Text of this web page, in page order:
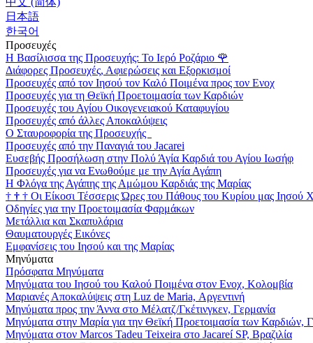
日本語
한국어
Προσευχές
Η Βασίλισσα της Προσευχής: Το Ιερό Ροζάριο 🌹
Διάφορες Προσευχές, Αφιερώσεις και Εξορκισμοί
Προσευχές από τον Ιησού τον Καλό Ποιμένα προς τον Ενοχ
Προσευχές για τη Θεϊκή Προετοιμασία των Καρδιών
Προσευχές του Αγίου Οικογενειακού Καταφυγίου
Προσευχές από άλλες Αποκαλύψεις
Ο Σταυροφορία της Προσευχής
Προσευχές από την Παναγιά του Jacarei
Ευσεβής Προσήλωση στην Πολύ Άγία Καρδιά του Αγίου Ιωσήφ
Προσευχές για να Ενωθούμε με την Αγία Αγάπη
Η Φλόγα της Αγάπης της Αμώμου Καρδιάς της Μαρίας
† † † Οι Είκοσι Τέσσερις Ώρες του Πάθους του Κυρίου μας Ιησού
Οδηγίες για την Προετοιμασία Φαρμάκων
Μετάλλια και Σκαπυλάρια
Θαυματουργές Εικόνες
Εμφανίσεις του Ιησού και της Μαρίας
Μηνύματα
Πρόσφατα Μηνύματα
Μηνύματα του Ιησού του Καλού Ποιμένα στον Ενοχ, Κολομβία
Μαριανές Αποκαλύψεις στη Luz de Maria, Αργεντινή
Μηνύματα προς την Άννα στο Μέλατζ/Γκέτινγκεν, Γερμανία
Μηνύματα στην Μαρία για την Θεϊκή Προετοιμασία των Καρδιών,
Μηνύματα στον Marcos Tadeu Teixeira στο Jacareí SP, Βραζιλία